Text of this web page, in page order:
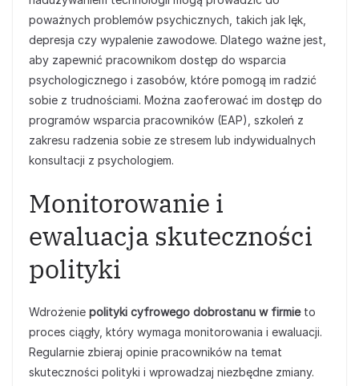
poważnych problemów psychicznych, takich jak lęk,
depresja czy wypalenie zawodowe. Dlatego ważne jest,
aby zapewnić pracownikom dostęp do wsparcia
psychologicznego i zasobów, które pomogą im radzić
sobie z trudnościami. Można zaoferować im dostęp do
programów wsparcia pracowników (EAP), szkoleń z
zakresu radzenia sobie ze stresem lub indywidualnych
konsultacji z psychologiem.
Monitorowanie i
ewaluacja skuteczności
polityki
Wdrożenie polityki cyfrowego dobrostanu w firmieto
proces ciągły, który wymaga monitorowania i ewaluacji.
Regularnie zbieraj opinie pracowników na temat
skuteczności polityki i wprowadzaj niezbędne zmiany.